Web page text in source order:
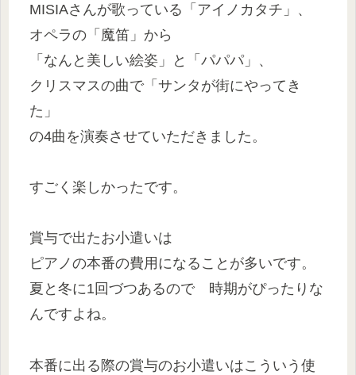
MISIAさんが歌っている「アイノカタチ」、
オペラの「魔笛」から
「なんと美しい絵姿」と「パパパ」、
クリスマスの曲で「サンタが街にやってき
た」
の4曲を演奏させていただきました。
すごく楽しかったです。
賞与で出たお小遣いは
ピアノの本番の費用になることが多いです。
夏と冬に1回づつあるので 時期がぴったりな
んですよね。
本番に出る際の賞与のお小遣いはこういう使